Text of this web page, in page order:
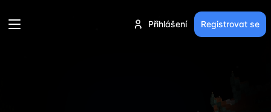
Přihlášení Registrovat se